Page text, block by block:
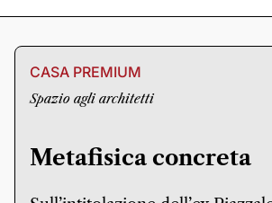
CASA PREMIUM
Spazio agli architetti
Metafisica concreta